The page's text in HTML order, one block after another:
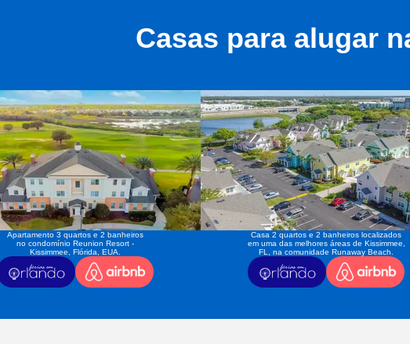
Casas para alugar
Apartamento 3 quartos e 2 banheiros
no condomínio Reunion Resort -
Kissimmee, Flórida, EUA.
Casa 2 quartos e 2 banheiros localizados
em uma das melhores áreas de Kissimmee,
FL, na comunidade Runaway Beach.